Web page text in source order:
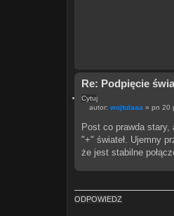
Re: Podpięcie
Cytuj
s
t
autor: wojtulaaa » pn 20
Post co prawda stary,
"+" świateł. Ujemny
że jest stabilne
ODPOWIEDZ